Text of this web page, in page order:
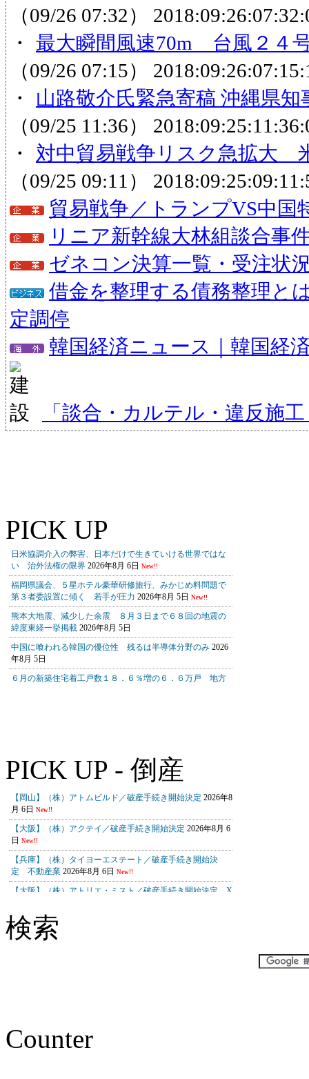
（09/26 07:32）
・ 最大瞬間風速70m 台風２４
（09/26 07:15）
・
山路敬介氏緊急寄稿 沖縄県
（09/25 11:36）
・ 対中貿易戦争リスク急拡大
（09/25 09:11）
貿易戦争／トランプVS中国
リニア新幹線大林組談合事
ゼネコン決算一覧・受注状
借金を整理する債務整理と
定調停
韓国経済ニュース｜韓国経
「談合・カルテル・違反施
PICK UP
PICK UP - 倒産
検索
Counter